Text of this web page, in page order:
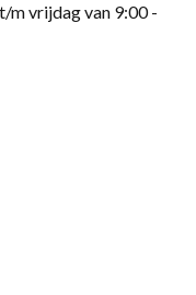
m vrijdag van 9:00 -